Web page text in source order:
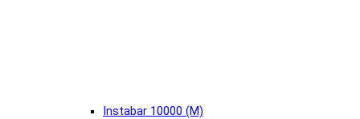
Instabar 10000 (М)